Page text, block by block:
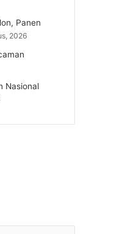
Panen
2026
Nasional